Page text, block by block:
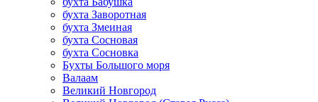
бухта Заворотная
бухта Змеиная
бухта Сосновая
бухта Сосновка
Бухты Большого моря
Валаам
Великий Новгород